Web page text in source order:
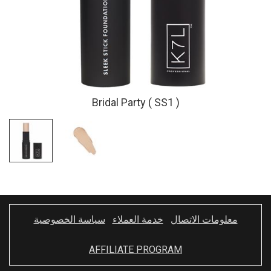
Bridal Party ( SS1 )
معلومات الاتصال خدمة العملاء سياسة الخصوصية
AFFILIATE PROGRAM